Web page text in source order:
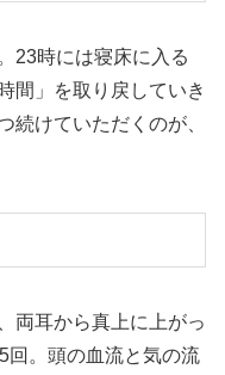
23時には寝床に入る
間」を取り戻していき
続けていただくのが、
両耳から真上に上がっ
回。頭の血流と気の流